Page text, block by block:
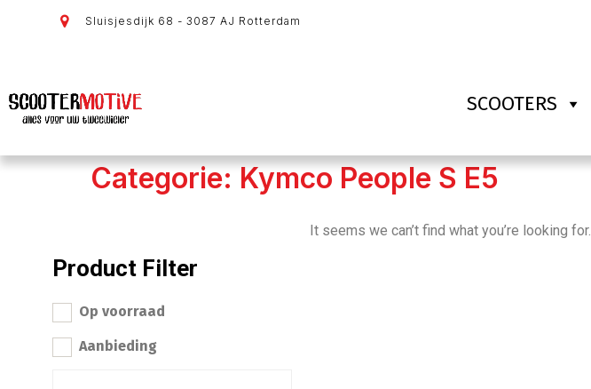
Sluisjesdijk 68 - 3087 AJ Rotterdam
SCOOTERS
Categorie: Kymco People S E5
Product Filter
Op voorraad
Aanbieding
It seems we can’t find what you’re looking for.